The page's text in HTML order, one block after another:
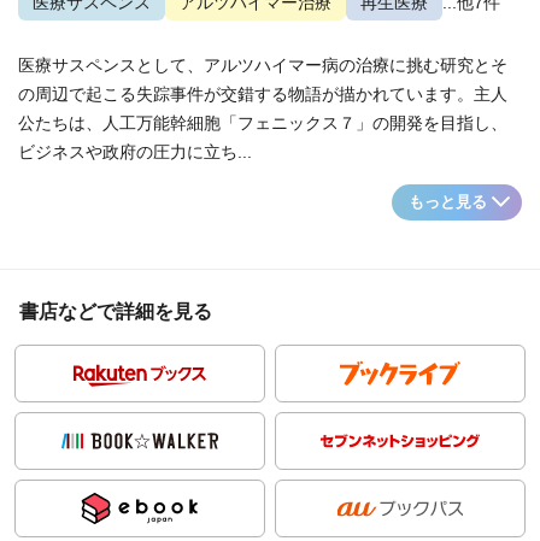
医療サスペンスとして、アルツハイマー病の治療に挑む研究とそ
の周辺で起こる失踪事件が交錯する物語が描かれています。主人
公たちは、人工万能幹細胞「フェニックス７」の開発を目指し、
ビジネスや政府の圧力に立ち...
もっと見る
書店などで詳細を見る